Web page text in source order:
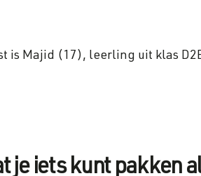
Majid (17), leerling uit klas
je iets kunt pakken